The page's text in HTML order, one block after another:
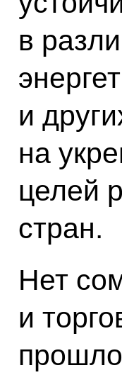
в
и
на
целей
стран.
Нет
и